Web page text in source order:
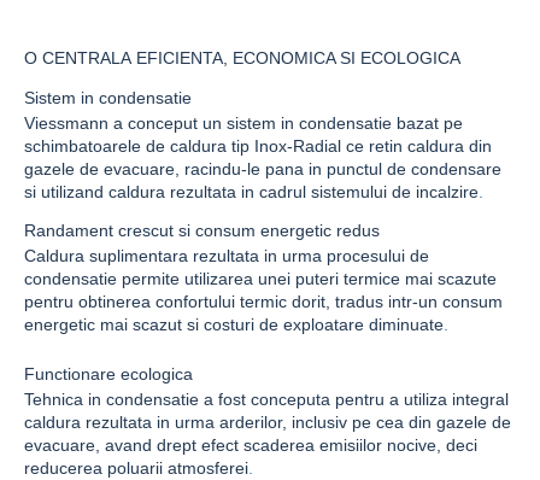
O CENTRALA EFICIENTA, ECONOMICA SI ECOLOGICA
Sistem in condensatie
Viessmann a conceput un sistem in condensatie bazat pe
schimbatoarele de caldura tip Inox-Radial ce retin caldura din
gazele de evacuare, racindu-le pana in punctul de condensare
si utilizand caldura rezultata in cadrul sistemului de incalzire
Randament crescut si consum energetic redus
Caldura suplimentara rezultata in urma procesului de
condensatie permite utilizarea unei puteri termice mai scazute
pentru obtinerea confortului termic dorit, tradus intr-un consum
energetic mai scazut si costuri de exploatare diminuate
Functionare ecologica
Tehnica in condensatie a fost conceputa pentru a utiliza integral
caldura rezultata in urma arderilor, inclusiv pe cea din gazele de
evacuare, avand drept efect scaderea emisiilor nocive, deci
reducerea poluarii atmosferei